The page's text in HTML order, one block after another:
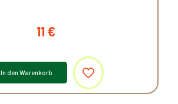
11€
In den Warenkorb